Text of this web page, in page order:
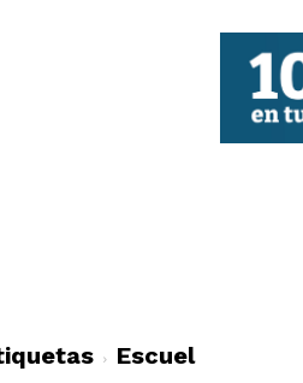
Escuel